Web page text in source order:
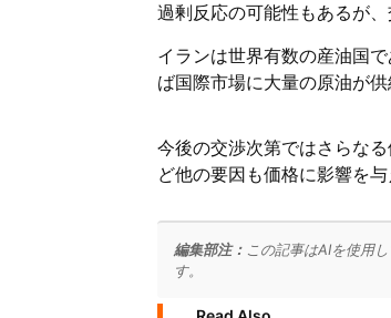
過剰反応の可能性もあるが
イランは世界有数の産油国
ば国際市場に大量の原油が供
今後の交渉次第ではさらな
ど他の要因も価格に影響を与
編集部注： この記事はAIを使用
す。